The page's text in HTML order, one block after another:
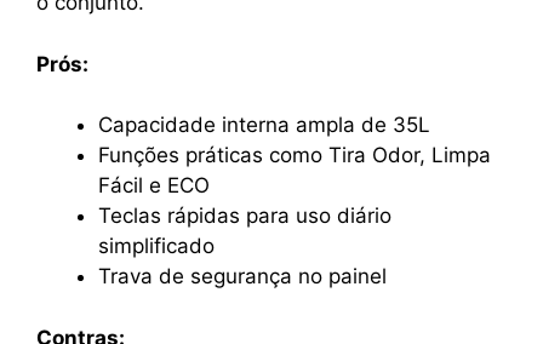
Prós:
Capacidade interna ampla de 35L
Funções práticas como Tira Odor, Limpa
Fácil e ECO
Teclas rápidas para uso diário
simplificado
Trava de segurança no painel
Contras: